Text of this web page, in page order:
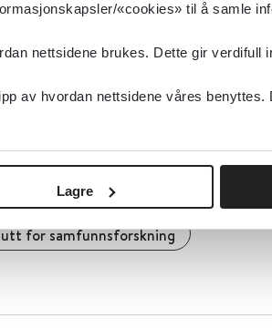
«cookies» til å samle
nettsidene brukes. Dette gir verdifull
av hvordan nettsidene våres
Lagre
frivillig innsats
for samfunnsforskning